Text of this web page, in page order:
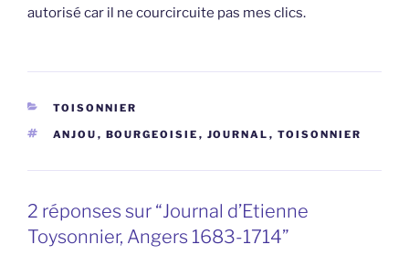
autorisé car il ne courcircuite pas mes clics.
CATÉGORIES
TOISONNIER
ÉTIQUETTES
ANJOU , BOURGEOISIE , JOURNAL , TOISONNIER
2 réponses sur “Journal d’Etienne
Toysonnier, Angers 1683-1714”